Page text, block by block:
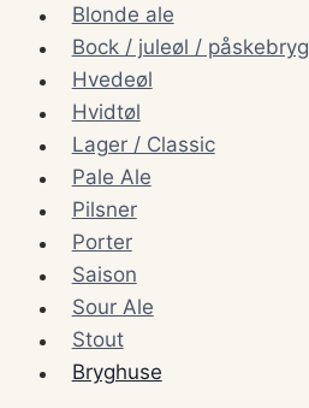
Blonde ale
Bock / juleøl / påskebryg
Hvedeøl
Hvidtøl
Lager / Classic
Pale Ale
Pilsner
Porter
Saison
Sour Ale
Stout
Bryghuse